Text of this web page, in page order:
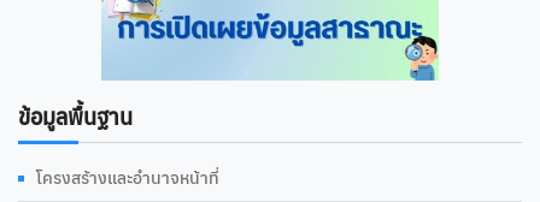
ข้อมูลพื้นฐาน
โครงสร้างและอำนาจหน้าที่